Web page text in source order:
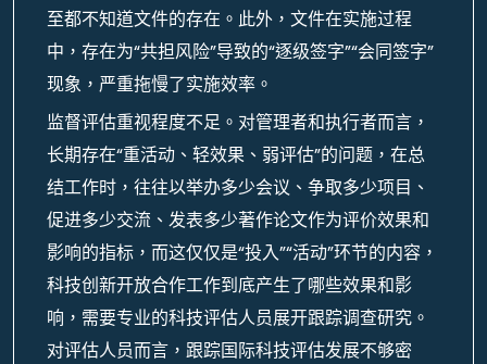
至都不知道文件的存在。此外，文件在实施过程
中，存在为“共担风险”导致的“逐级签字”“会同签字”
现象，严重拖慢了实施效率。
监督评估重视程度不足。对管理者和执行者而言，
长期存在“重活动、轻效果、弱评估”的问题，在总
结工作时，往往以举办多少会议、争取多少项目、
促进多少交流、发表多少著作论文作为评价效果和
影响的指标，而这仅仅是“投入”“活动”环节的内容，
科技创新开放合作工作到底产生了哪些效果和影
响，需要专业的科技评估人员展开跟踪调查研究。
对评估人员而言，跟踪国际科技评估发展不够密